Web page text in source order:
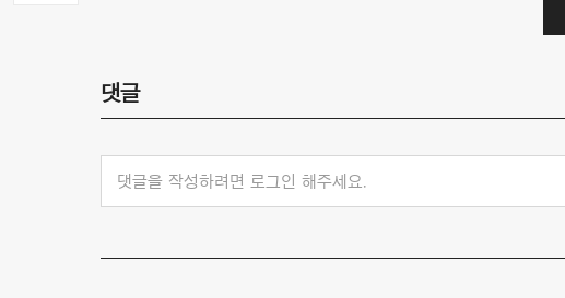
댓글
댓글을 작성하려면 로그인 해주세요.